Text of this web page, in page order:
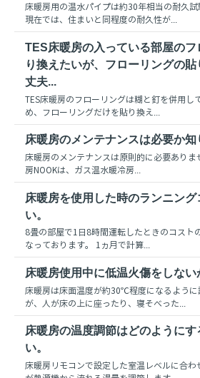
床暖房用の温水パイプは約30年相当の耐久試
現在では、住まいと同程度の耐久性が...
TES床暖房の入っている部屋のフ
り換えたいが、フローリングの
丈夫...
TES床暖房のフローリングは糊と釘を併用し
め、フローリングだけを貼り換え...
床暖房のメンテナンスは必要か知
床暖房のメンテナンスは原則的に必要ありま
房NOOKは、ガス温水暖冷房...
床暖房を使用した時のランニン
い。
8畳の部屋で1日8時間運転したときのコスト
なっております。 1ヵ月で計算...
床暖房使用中に低温火傷をしない
床暖房は床面温度が約30℃程度になるよう
が、人が床の上に座ったり、寝そべった...
床暖房の温度調節はどのようにす
い。
床暖房リモコンで設定した室温レベルに合わ